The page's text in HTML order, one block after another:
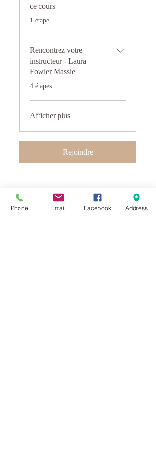
ce cours
.1 étape
Rencontrez votre
instructeur - Laura
Fowler Massie
.
4 étapes
Afficher plus
Rejoindre
Prix
Phone Email Facebook Address